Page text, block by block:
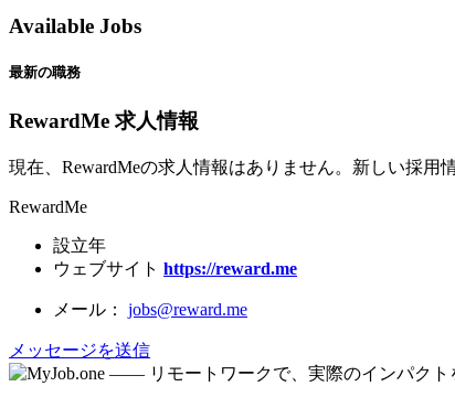
Available Jobs
最新の職務
RewardMe 求人情報
現在、RewardMeの求人情報はありません。新しい採用
RewardMe
設立年
ウェブサイト https://reward.me
メール： jobs@reward.me
メッセージを送信